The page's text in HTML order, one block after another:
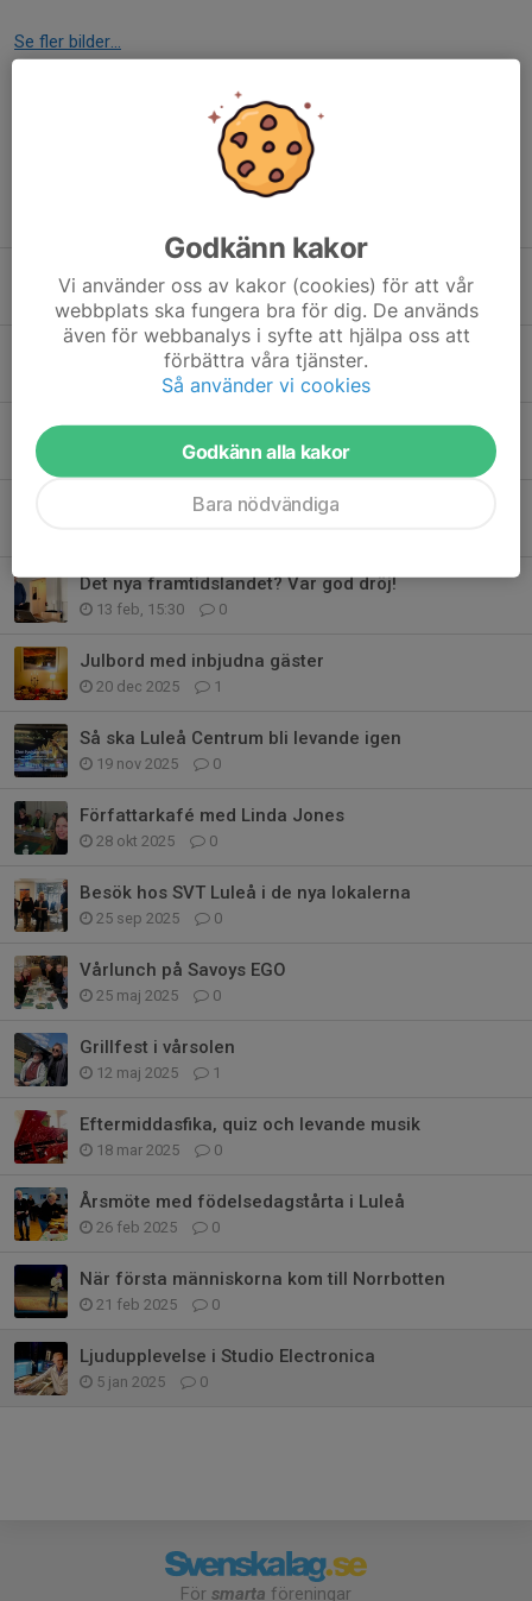
Se fler bilder...
Region Norrbotten och AI
28 maj, 15:45
Astma och allergier ökar
24 maj, 12:30 0
Grillfest i vårsol i Luleå
0
Vart är Sveriges Radio på väg?
Det nya framtidslandet? Var god dröj!
13 feb, 15:30 0
Julbord med inbjudna gäster
20 dec 2025 1
Så ska Luleå Centrum bli levande igen
19 nov 2025 0
Författarkafé med Linda Jones
28 okt 2025 0
Besök hos SVT Luleå i de nya lokalerna
25 sep 2025 0
Vårlunch på Savoys EGO
25 maj 2025 0
Grillfest i vårsolen
12 maj 2025 1
Eftermiddasfika, quiz och levande musik
18 mar 2025 0
Årsmöte med födelsedagstårta i Luleå
26 feb 2025 0
När första människorna kom till Norrbotten
21 feb 2025 0
Ljudupplevelse i Studio Electronica
5 jan 2025 0
För smarta föreningar
Godkänn kakor
Vi använder oss av kakor (cookies) för att vår
webbplats ska fungera bra för dig. De används
även för webbanalys i syfte att hjälpa oss att
förbättra våra tjänster.
Så använder vi cookies
Godkänn alla kakor
Bara nödvändiga